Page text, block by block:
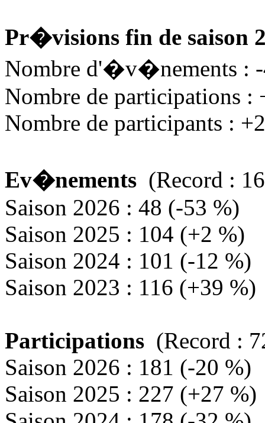
Pr�visions fin de saison
Nombre d'�v�nements :
Nombre de participations :
Nombre de participants :
Ev�nements (Record :
Saison 2026 : 48 (-53 %)
Saison 2025 : 104 (+2 %)
Saison 2024 : 101 (-12 %)
Saison 2023 : 116 (+39 %)
Participations (Record :
Saison 2026 : 181 (-20 %)
Saison 2025 : 227 (+27 %)